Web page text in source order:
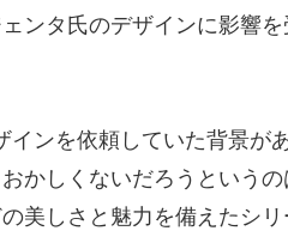
ンタ氏のデザインに影響
ンを依頼していた背景が
かしくないだろうという
美しさと魅力を備えたシリ